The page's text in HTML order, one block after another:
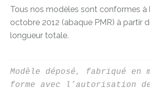
Tous nos modèles sont conformes à
octobre 2012 (abaque PMR) à partir
longueur totale.
Modèle déposé, fabriqué en
forme avec l’autorisation de